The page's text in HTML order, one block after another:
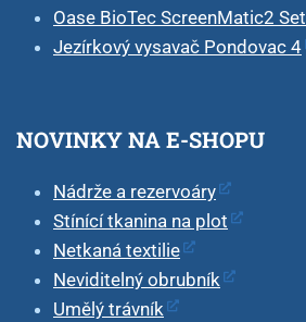
Oase BioTec ScreenMatic2
Jezírkový vysavač Pondovac 4
NOVINKY NA E-SHOPU
Nádrže a rezervoáry
Stínící tkanina na plot
Netkaná textilie
Neviditelný obrubník
Umělý trávník